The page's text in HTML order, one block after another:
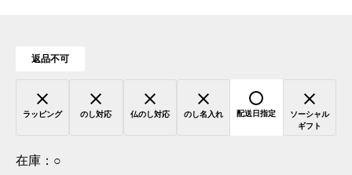
返品不可
ラッピング のし対応 仏のし対応 のし名入れ 配送日指定
ソーシャル
ギフト
在庫： ○